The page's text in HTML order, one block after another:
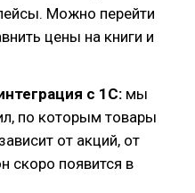
Можно перейти
цены на книги и
с 1С: мы
по которым товары
от акций, от
скоро появится в